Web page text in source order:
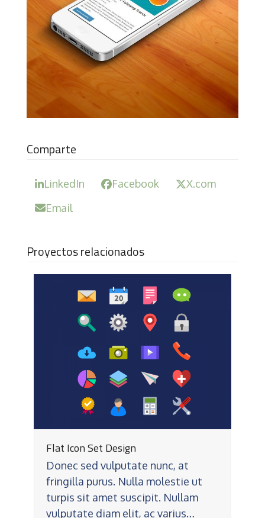
Comparte
LinkedIn Facebook
X.com
Email
Proyectos relacionados
Flat Icon Set Design
Donec sed vulputate nunc, at
fringilla purus. Nulla molestie ut
turpis sit amet suscipit. Nullam
vulputate diam elit, ac varius…